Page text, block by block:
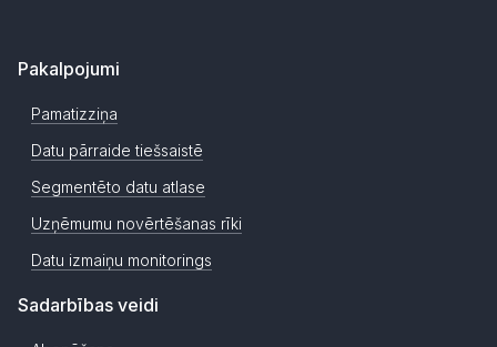
Pakalpojumi
Pamatizziņa
Datu pārraide tiešsaistē
Segmentēto datu atlase
Uzņēmumu novērtēšanas rīki
Datu izmaiņu monitorings
Sadarbības veidi